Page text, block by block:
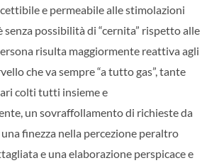
e permeabile alle stimolazioni
senza possibilità di “cernita” rispetto alle
risulta maggiormente reattiva agli
che va sempre “a tutto gas”, tante
colti tutti insieme e
un sovraffollamento di richieste da
finezza nella percezione peraltro
e una elaborazione perspicace e